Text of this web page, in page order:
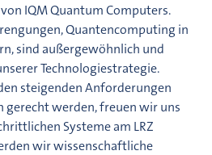
IQM Quantum Computers.
Quantencomputing in
sind außergewöhnlich und
Technologiestrategie.
steigenden Anforderungen
gerecht werden, freuen wir uns
Systeme am LRZ
wir wissenschaftliche